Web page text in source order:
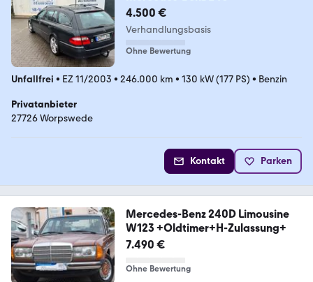
4.500 €
Verhandlungsbasis
Ohne Bewertung
Unfallfrei • EZ 11/2003 • 246.000 km • 130 kW (177 PS) • Benzin
Privatanbieter
27726 Worpswede
Kontakt Parken
Mercedes-Benz 240D Limousine
W123 +Oldtimer+H-Zulassung+
7.490 €
Ohne Bewertung